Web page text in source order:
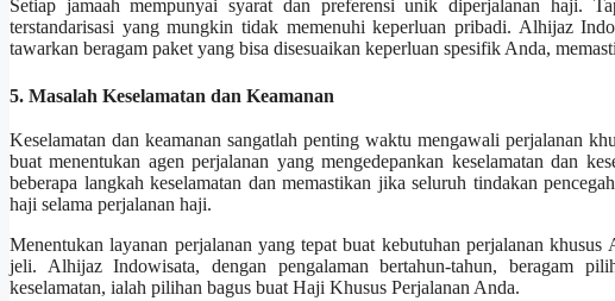
Setiap jamaah mempunyai syarat dan preferensi unik diperjalanan haji.
terstandarisasi yang mungkin tidak memenuhi keperluan pribadi. Alhijaz
tawarkan beragam paket yang bisa disesuaikan keperluan spesifik Anda,
5. Masalah Keselamatan dan Keamanan
Keselamatan dan keamanan sangatlah penting waktu mengawali perjalanan
buat menentukan agen perjalanan yang mengedepankan keselamatan dan
beberapa langkah keselamatan dan memastikan jika seluruh tindakan
haji selama perjalanan haji.
Menentukan layanan perjalanan yang tepat buat kebutuhan perjalanan
jeli. Alhijaz Indowisata, dengan pengalaman bertahun-tahun, beragam
keselamatan, ialah pilihan bagus buat Haji Khusus Perjalanan Anda.